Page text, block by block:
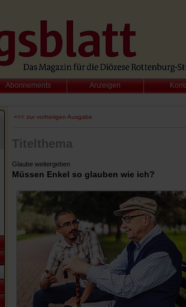
Abonnements Anzeigen
<<< zur vorherigen Ausgabe
Titelthema
Glaube weitergeben
Müssen Enkel so glauben wie ich?